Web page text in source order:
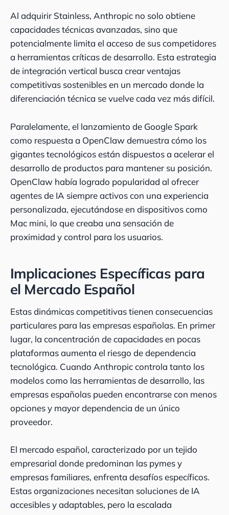
Al adquirir Stainless, Anthropic no solo obtiene
capacidades técnicas avanzadas, sino que
potencialmente limita el acceso de sus competidores
a herramientas críticas de desarrollo. Esta estrategia
de integración vertical busca crear ventajas
competitivas sostenibles en un mercado donde la
diferenciación técnica se vuelve cada vez más difícil.
Paralelamente, el lanzamiento de Google Spark
como respuesta a OpenClaw demuestra cómo los
gigantes tecnológicos están dispuestos a acelerar el
desarrollo de productos para mantener su posición.
OpenClaw había logrado popularidad al ofrecer
agentes de IA siempre activos con una experiencia
personalizada, ejecutándose en dispositivos como
Mac mini, lo que creaba una sensación de
proximidad y control para los usuarios.
Implicaciones Específicas para
el Mercado Español
Estas dinámicas competitivas tienen consecuencias
particulares para las empresas españolas. En primer
lugar, la concentración de capacidades en pocas
plataformas aumenta el riesgo de dependencia
tecnológica. Cuando Anthropic controla tanto los
modelos como las herramientas de desarrollo, las
empresas españolas pueden encontrarse con menos
opciones y mayor dependencia de un único
proveedor.
El mercado español, caracterizado por un tejido
empresarial donde predominan las pymes y
empresas familiares, enfrenta desafíos específicos.
Estas organizaciones necesitan soluciones de IA
accesibles y adaptables, pero la escalada